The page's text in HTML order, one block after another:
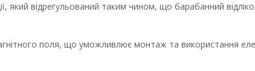
який відрегульований таким чином, що барабанний
поля, що уможливлює монтаж та використання